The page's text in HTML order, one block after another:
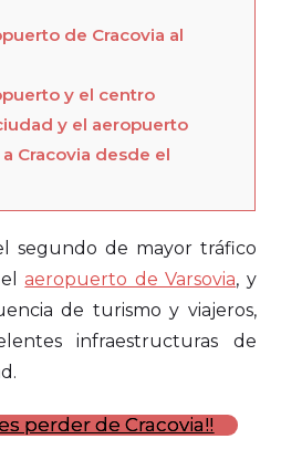
de Cracovia al
y el centro
y el aeropuerto
Cracovia desde el
segundo de mayor tráfico
aeropuerto de Varsovia, y
de turismo y viajeros,
infraestructuras de
perder de Cracovia!!